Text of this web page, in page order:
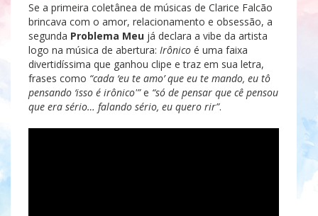
Se a primeira coletânea de músicas de Clarice Falcão
brincava com o amor, relacionamento e obsessão, a
segunda Problema Meu já declara a vibe da artista
logo na música de abertura: Irônico é uma faixa
divertidíssima que ganhou clipe e traz em sua letra,
frases como “cada ‘eu te amo’ que eu te mando, eu tô
pensando ‘isso é irônico'”e “só de pensar que cê pensou
que era sério… falando sério, eu quero rir”.